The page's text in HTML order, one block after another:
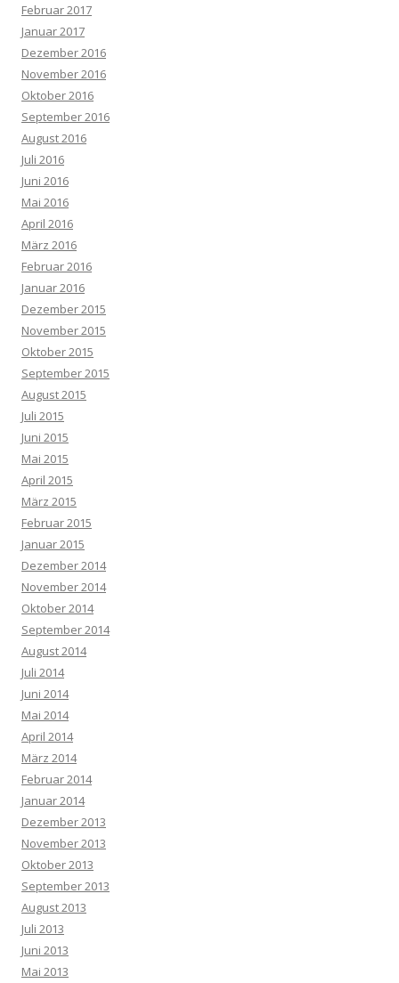
Februar 2017
Januar 2017
Dezember 2016
November 2016
Oktober 2016
September 2016
August 2016
Juli 2016
Juni 2016
Mai 2016
April 2016
März 2016
Februar 2016
Januar 2016
Dezember 2015
November 2015
Oktober 2015
September 2015
August 2015
Juli 2015
Juni 2015
Mai 2015
April 2015
März 2015
Februar 2015
Januar 2015
Dezember 2014
November 2014
Oktober 2014
September 2014
August 2014
Juli 2014
Juni 2014
Mai 2014
April 2014
März 2014
Februar 2014
Januar 2014
Dezember 2013
November 2013
Oktober 2013
September 2013
August 2013
Juli 2013
Juni 2013
Mai 2013